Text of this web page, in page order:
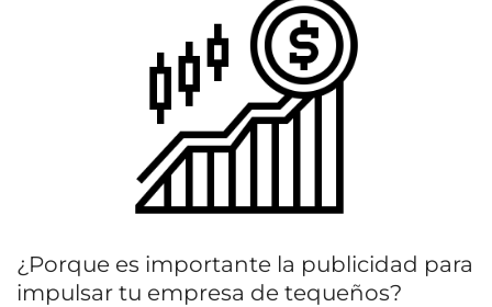
¿Porque es importante la publicidad para
impulsar tu empresa de tequeños?